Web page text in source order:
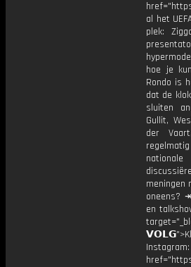
al het
plek:
hoe je
Rondo is
dat de
sluiten
Gullit,
der
meningen
oneens?
en